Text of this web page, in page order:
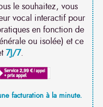
le souhaitez, vous
vocal interactif pour
en fonction de
ou isolée) et ce
7J/7.
facturation à la minute.